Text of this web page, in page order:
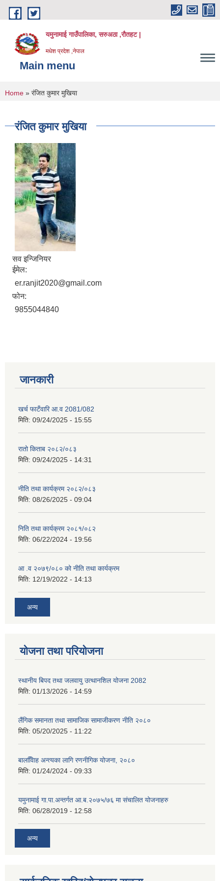
Skip to main content
यमुनामाई गाउँपालिका, सरुअठा ,रौतहट |
मधेश प्रदेश ,नेपाल
Main menu
You are here
Home » रंजित कुमार मुखिया
रंजित कुमार मुखिया
सव इन्जिनियर
ईमेल:
er.ranjit2020@gmail.com
फोन:
9855044840
जानकारी
खर्च फाटँवारि आ.व 2081/082
मिति: 09/24/2025 - 15:55
रातो किताब २०८२/०८३
मिति: 09/24/2025 - 14:31
नीति तथा कार्यक्रम २०८२/०८३
मिति: 08/26/2025 - 09:04
निति तथा कार्यक्रम २०८१/०८२
मिति: 06/22/2024 - 19:56
आ .व २०७९/०८० को नीति तथा कार्यक्रम
मिति: 12/19/2022 - 14:13
अन्य
योजना तथा परियोजना
स्थानीय बिपद तथा जलवायु उत्थानशिल योजना 2082
मिति: 01/13/2026 - 14:59
लैंगिक समानता तथा सामाजिक सामाजीकरण नीति २०८०
मिति: 05/20/2025 - 11:22
बालवििाह अन्त्यका लागि रणनीगिक योजना, २०८०
मिति: 01/24/2024 - 09:33
यमुनामाई गा.पा.अन्तर्गत आ.ब.२०७५/७६ मा संचालित योजनाहरु
मिति: 06/28/2019 - 12:58
अन्य